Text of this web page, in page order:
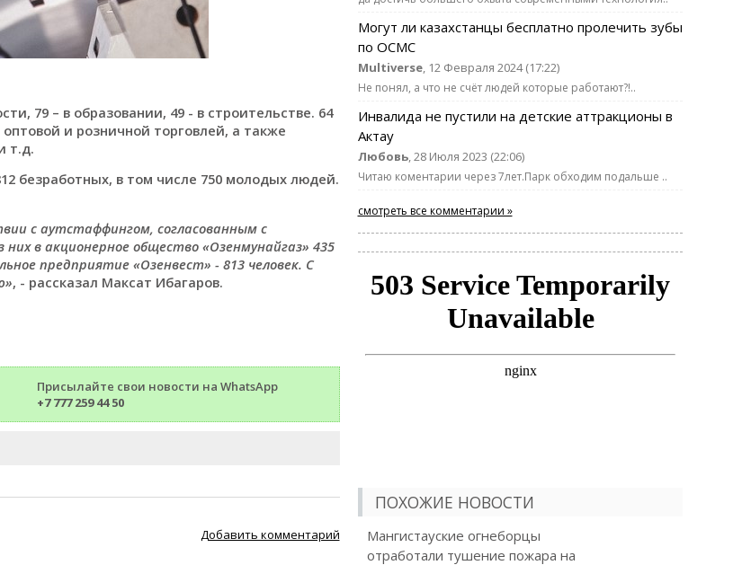
79 – в образовании, 49 - в строительстве. 64
и розничной торговлей, а также
т.д.
безработных, в том числе 750 молодых людей.
с аутстаффингом, согласованным с
в акционерное общество «Озенмунайгаз» 435
предприятие «Озенвест» - 813 человек. С
, - рассказал Максат Ибагаров.
Присылайте свои новости на WhatsApp
+7 777 259 44 50
Добавить комментарий
Могут ли казахстанцы бесплатно пролечить зубы
по ОСМС
Multiverse, 12 Февраля 2024 (17:22)
Не понял, а что не счёт людей которые работают?!..
Инвалида не пустили на детские аттракционы в
Актау
Любовь, 28 Июля 2023 (22:06)
Читаю коментарии через 7лет.Парк обходим подальше ..
смотреть все комментарии »
ПОХОЖИЕ НОВОСТИ
Мангистауские огнеборцы
отработали тушение пожара на